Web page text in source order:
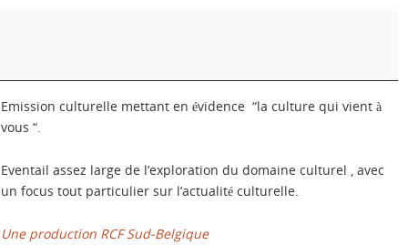
Emission culturelle mettant en évidence “la culture qui vient à
vous “.
Eventail assez large de l’exploration du domaine culturel , avec
un focus tout particulier sur l’actualité culturelle.
Une production RCF Sud-Belgique